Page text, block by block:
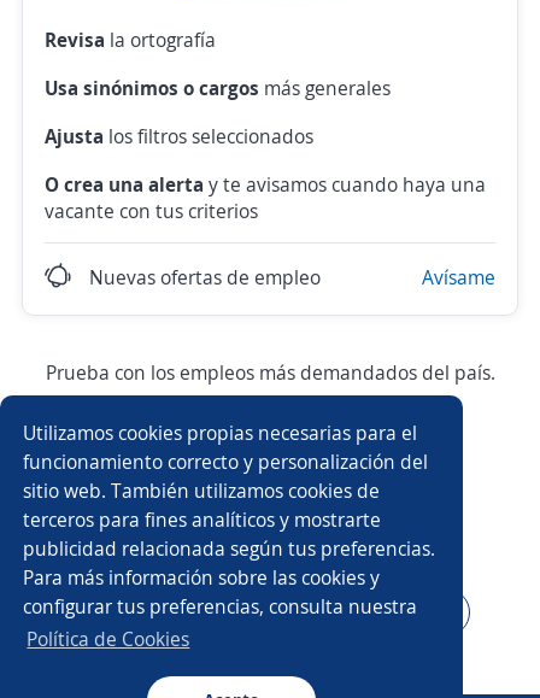
Utilizamos cookies propias necesarias para el
funcionamiento correcto y personalización del
sitio web. También utilizamos cookies de
terceros para fines analíticos y mostrarte
publicidad relacionada según tus preferencias.
Para más información sobre las cookies y
configurar tus preferencias, consulta nuestra
Política de Cookies
Revisa la ortografía
Usa sinónimos o cargos más generales
Ajusta los filtros seleccionados
O crea una alerta y te avisamos cuando haya una
vacante con tus criterios
Nuevas ofertas de empleo Avísame
Prueba con los empleos más demandados del país.
Asesor/a comercial Asesor/a comercial freelance
Producción Ejecutivo/a comercial
Auxiliar de almacén Asesor/a telefónico
Asesor/a servicio al cliente Auxiliar administrativo/a
Auxiliar de cocina Conductor/a